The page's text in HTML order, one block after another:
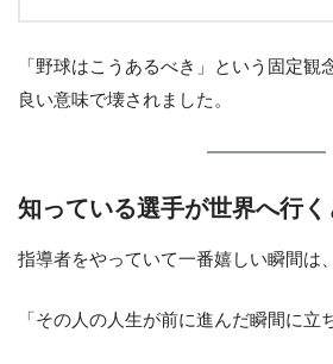
「野球はこうあるべき」という固定観
良い意味で壊されました。
知っている選手が世界へ行く
指導者をやっていて一番嬉しい瞬間は、
「その人の人生が前に進んだ瞬間に立